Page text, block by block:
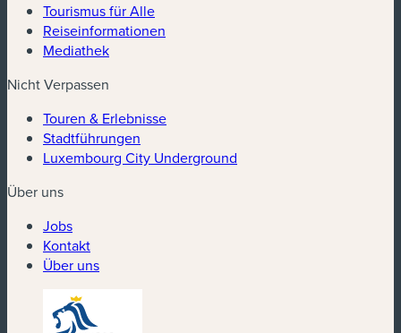
Tourismus für Alle
Reiseinformationen
Mediathek
Nicht Verpassen
Touren & Erlebnisse
Stadtführungen
Luxembourg City Underground
Über uns
Jobs
Kontakt
Über uns